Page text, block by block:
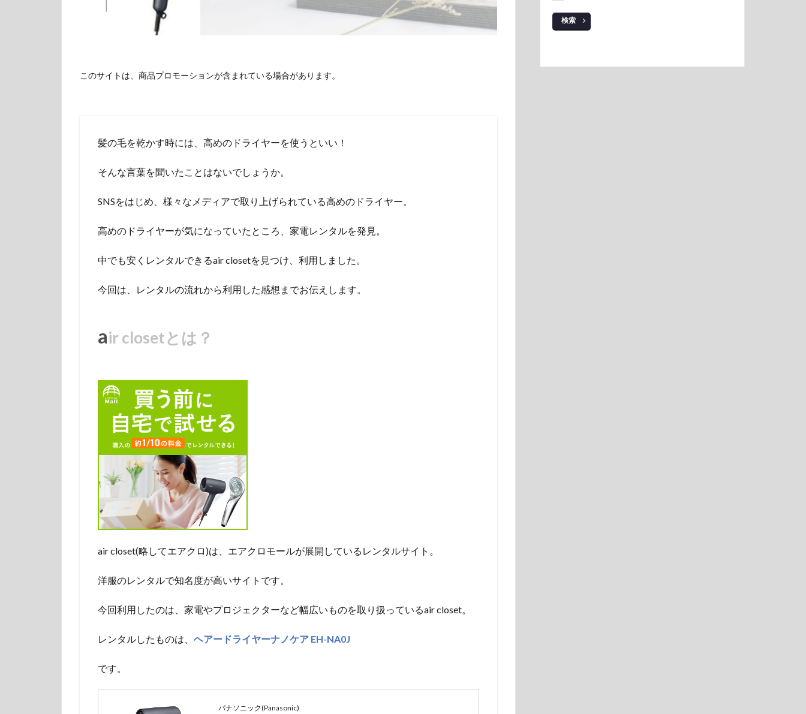
このサイトは、商品プロモーションが含まれている場合があります。
髪の毛を乾かす時には、高めのドライヤーを使うといい！
そんな言葉を聞いたことはないでしょうか。
SNSをはじめ、様々なメディアで取り上げられている高めのドライヤー。
高めのドライヤーが気になっていたところ、家電レンタルを発見。
中でも安くレンタルできるair closetを見つけ、利用しました。
今回は、レンタルの流れから利用した感想までお伝えします。
air closetとは？
air closet(略してエアクロ)は、エアクロモールが展開しているレンタルサイト。
洋服のレンタルで知名度が高いサイトです。
今回利用したのは、家電やプロジェクターなど幅広いものを取り扱っているair closet。
レンタルしたものは、 ヘアードライヤーナノケア EH-NA0J
です。
パナソニック(Panasonic)
検索